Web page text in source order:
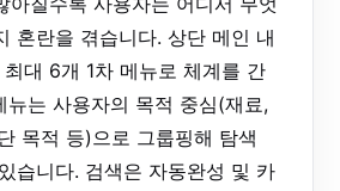
혼란을 겪습니다. 상단 메인 내
대 6개 1차 메뉴로 체계를 간
뉴는 사용자의 목적 중심(재료,
목적 등)으로 그룹핑해 탐색
습니다. 검색은 자동완성 및 카